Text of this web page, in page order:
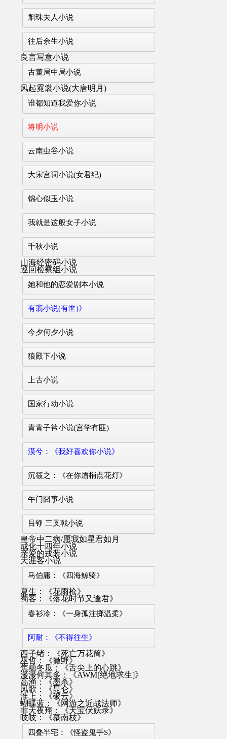
斛珠夫人小说
往后余生小说
良言写意小说
古董局中局小说
风起霓裳小说(大唐明月)
谁都知道我爱你小说
将明小说
云南虫谷小说
大宋宫词小说(女君纪)
锦心似玉小说
我就是这般女子小说
千秋小说
山海经密码小说
巡回检察组小说
她和他的恋爱剧本小说
有翡小说(有匪)》
今夕何夕小说
狼殿下小说
上古小说
国家行动小说
青青子衿小说(宫学有匪)
漠兮：《我好喜欢你小说》
沉筱之：《在你眉梢点花灯》
午门囧事小说
吕铮 三叉戟小说
皇帝中二病/愿我如星君如月
成化十四年小说
亲爱的戎装小说
天涯客小说
马伯庸：《四海鲸骑》
夏生：《花雨枪》
蜀客：《落花时节又逢君》
春衫冷：《一身孤注掷温柔》
阿耐：《不得往生》
西子绪：《死亡万花筒》
巫哲：《撒野》
焦糖冬瓜：《舌尖上的心跳》
漫漫何其多：《AWM[绝地求生]》
高渔：《墨杀》
凤歌：《昆仑》
淮上：《破云》
蝴蝶蓝：《网游之近战法师》
非天夜翔：《天宝伏妖录》
吱吱：《慕南枝》
四叠半宅：《怪盗鬼手S》